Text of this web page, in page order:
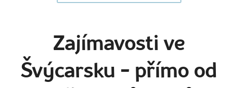
Zajímavosti ve
Švýcarsku - přímo od